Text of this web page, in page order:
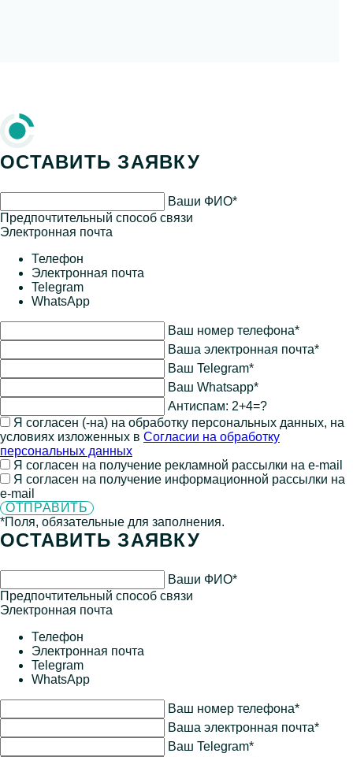
ОСТАВИТЬ ЗАЯВКУ
Ваши ФИО*
Предпочтительный способ связи
Электронная почта
Телефон
Электронная почта
Telegram
WhatsApp
Ваш номер телефона*
Ваша электронная почта*
Ваш Telegram*
Ваш Whatsapp*
Антиспам: 2+4=?
Я согласен (-на) на обработку персональных данных, на
условиях изложенных в Согласии на обработку
персональных данных
Я согласен на получение рекламной рассылки на e-mail
Я согласен на получение информационной рассылки на
e-mail
*Поля, обязательные для заполнения.
ОСТАВИТЬ ЗАЯВКУ
Ваши ФИО*
Предпочтительный способ связи
Электронная почта
Телефон
Электронная почта
Telegram
WhatsApp
Ваш номер телефона*
Ваша электронная почта*
Ваш Telegram*